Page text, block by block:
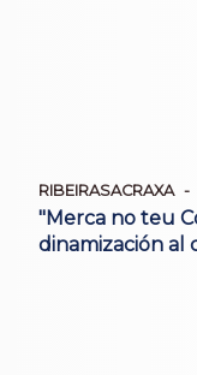
RIBEIRASACRAXA
"Merca no teu
dinamización al